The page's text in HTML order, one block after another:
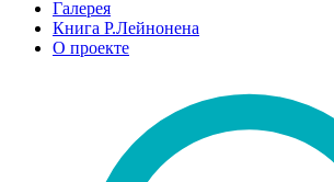
Галерея
Книга Р.Лейнонена
О проекте